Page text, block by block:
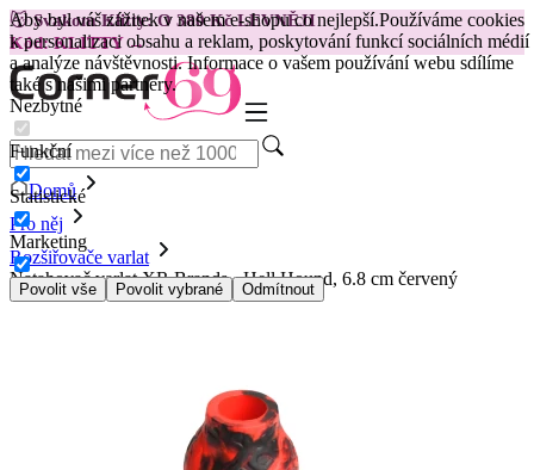
Aby byl váš zážitek v našem e-shopu co nejlepší.Používáme cookies
k personalizaci obsahu a reklam, poskytování funkcí sociálních médií
a analýze návštěvnosti. Informace o vašem používání webu sdílíme
také s našimi partnery.
Nezbytné
Funkční
Statistické
Marketing
Povolit vše Povolit vybrané Odmítnout
😽Svakom Klitty: O 380 Kč LEVNĚJI
Kód: KLITTY →
Domů
Pro něj
Rozšiřovače varlat
Natahovač varlat XR Brands - Hell Hound, 6.8 cm červený